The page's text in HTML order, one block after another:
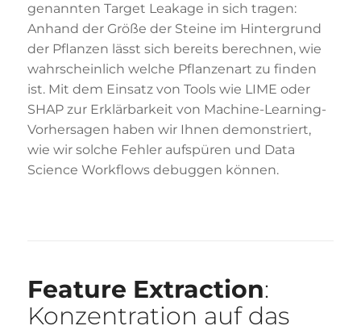
genannten Target Leakage in sich tragen:
Anhand der Größe der Steine im Hintergrund
der Pflanzen lässt sich bereits berechnen, wie
wahrscheinlich welche Pflanzenart zu finden
ist. Mit dem Einsatz von Tools wie LIME oder
SHAP zur Erklärbarkeit von Machine-Learning-
Vorhersagen haben wir Ihnen demonstriert,
wie wir solche Fehler aufspüren und Data
Science Workflows debuggen können.
Feature Extraction:
Konzentration auf das